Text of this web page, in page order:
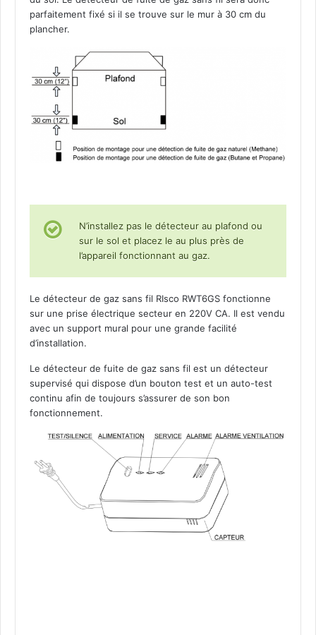
parfaitement fixé si il se trouve sur le mur à 30 cm du
plancher.
N’installez pas le détecteur au plafond ou
sur le sol et placez le au plus près de
l’appareil fonctionnant au gaz.
Le détecteur de gaz sans fil RIsco RWT6GS fonctionne
sur une prise électrique secteur en 220V CA. Il est vendu
avec un support mural pour une grande facilité
d’installation.
Le détecteur de fuite de gaz sans fil est un détecteur
supervisé qui dispose d’un bouton test et un auto-test
continu afin de toujours s’assurer de son bon
fonctionnement.